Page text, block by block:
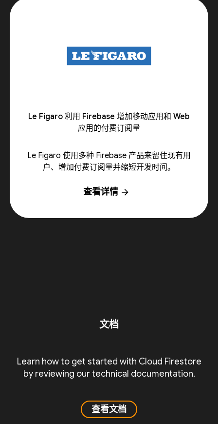
Le Figaro 利用 Firebase 增加移动应用和 Web
应用的付费订阅量
Le Figaro 使用多种 Firebase 产品来留住现有用
户、增加付费订阅量并缩短开发时间。
查看详情 arrow_forward
文档
Learn how to get started with Cloud Firestore
by reviewing our technical documentation.
查看文档